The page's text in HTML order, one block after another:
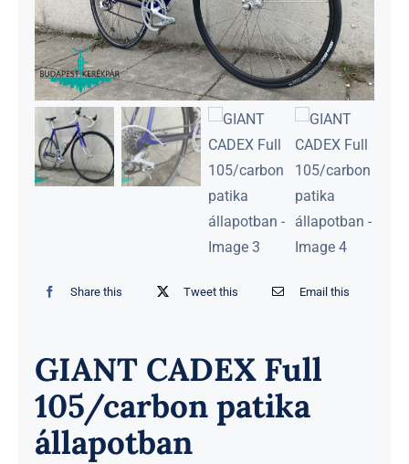
Share this Tweet this Email this
GIANT CADEX Full
105/carbon patika
állapotban